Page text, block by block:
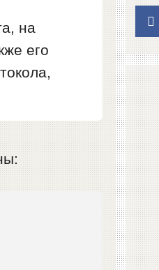
на
его